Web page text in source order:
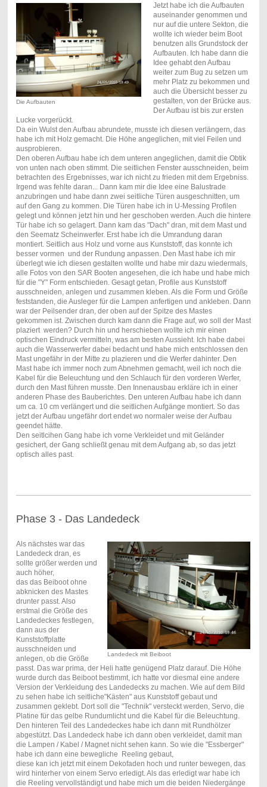
Die Aufbauten
Jetzt habe ich die Aufbauten
auseinander genommen und
nur auf die untere Sekton, die
wollte ich wieder beim Boot
benutzen alls Grundstock der
Aufbauten. Ich habe dann die
Idee gehabt den Aufbau
weiter zum Bug zu setzen um
mehr Platz zu bekommen und
auch die Übersicht besser zu
gestalten, von der Brücke aus.
Der Aufbau ist bis zur ersten
Lucke vorgerückt.
Da ein Wulst den Aufbau abrundete, musste ich diesen verlängern, das
habe ich mit Holz gemacht. Die Höhe angeglichen, mit viel Feilen und
ausprobieren.
Den oberen Aufbau habe ich dem unteren angeglichen, damit die Obtik
von unten nach oben stimmt. Die seitlichen Fenster ausschneiden, beim
betrachten des Ergebnisses, war ich nicht zu frieden mit dem Ergebniss.
Irgend was fehlte daran... Dann kam mir die Idee eine Balustrade
anzubringen und habe dann zwei seitliche Türen ausgeschnitten, um
auf den Gang zu kommen. Die Türen habe ich in U-Messing Profilen
gelegt und können jetzt hin und her geschoben werden. Auch die hintere
Tür habe ich so gelagert. Dann kam das "Dach" dran, mit dem Mast und
den Seematz Scheinwerfer. Erst habe ich die Umrandung daran
montiert. Seitlich aus Holz und vorne aus Kunststoff, das konnte ich
besser vormen und der Rundung anpassen. Den Mast habe ich mir
überlegt wie ich diesen gestalten wollte und habe mir dazu wiedermals,
alle Fotos von den SAR Booten angesehen, die ich habe und habe mich
für die "Y" Form entschieden. Gesagt getan, Profile aus Kunststoff
ausschneiden, anlegen und zusammen kleben. Als die Form und Größe
feststanden, die Ausleger für die Lampen anfertigen und ankleben. Dann
war der Peilsender dran, der oben auf der Spitze des Mastes
gekommen ist. Zwischen durch kam dann die Frage auf, wo soll der Mast
plaziert werden? Durch hin und herschieben wollte ich mir einen
optischen Eindruck vermitteln, was am besten Aussieht. Ich habe dabei
auch die Wasserwerfer dabei bedacht und habe mich entschlossen den
Mast ungefähr in der Mitte zu plazieren und die Werfer dahinter. Den
Mast habe ich immer noch zum Abnehmen gemacht, weil ich noch die
Kabel für die Beleuchtung und den Schlauch für den vorderen Werfer,
durch den Mast führen musste. Den Innenausbau erkläre ich in einer
anderen Phase des Bauberichtes. Den unteren Aufbau habe ich dann
um ca. 10 cm verlängert und die seitlichen Aufgänge montiert. So das
jetzt der Aufbau ungefähr dort endet wo normaler weise der Aufbau
geendet hätte.
Den seitlcihen Gang habe ich vorne Verkleidet und mit Geländer
gesichert, der Gang schließt genau mit dem Aufgang ab, so das jetzt
optisch alles past.
Phase 3 - Das Landedeck
Landedeck mit Beiboot
Als nächstes war das
Landedeck dran, es
sollte größer werden und
auch höher,
das das Beiboot ohne
abknicken des Mastes
drunter passt. Also
erstmal die Größe des
Landedeckes festlegen,
dann aus der
Kunststoffplatte
ausschneiden und
anlegen, ob die Größe
passt. Das war prima, der Heli hatte genügend Platz darauf. Die Höhe
wurde durch das Beiboot bestimmt, ich hatte vor diesmal eine andere
Version der Verkleidung des Landedecks zu machen. Wie auf dem Bild
zu sehen habe ich seitliche"Kästen" aus Kunststoff gebaut und
zusammen geklebt. Dort soll die "Technik" versteckt werden, Servo, die
Platine für das gelbe Rundumlicht und die Kabel für die Beleuchtung.
Den hinteren Teil des Landedeckes habe ich dann mit Rundhölzer
abgestützt. Das Landedeck habe ich dann oben verkleidet, damit man
die Lampen / Kabel / Magnet nicht sehen kann. So wie die "Essberger"
habe ich dann eine bewegliche Reeling gebaut,
diese kan ich jetzt mit einem Dekofaden hoch und runter bewegen, das
wird hinterher von einem Servo erledigt. Als das erledigt war habe ich
die Reeling vervollständigt und habe mich um die beiden Niedergänge